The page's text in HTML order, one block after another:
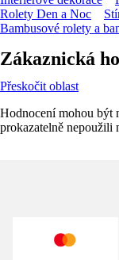
Rolety Den a Noc
Bambusové rolety a
Zákaznická
Přeskočit oblast
Hodnocení mohou být
prokazatelně nepoužili